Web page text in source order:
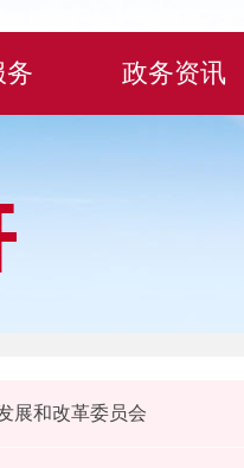
务 政务资讯
展和改革委员会